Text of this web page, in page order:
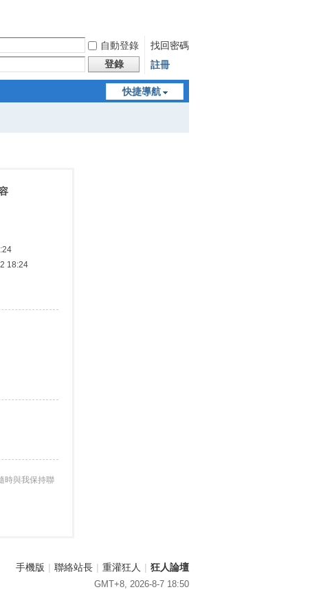
自動登錄
找回密碼
登錄 註冊
快捷導航
18:24
時與我保持聯
手機版 | 聯絡站長 | 重灌狂人 | 狂人論壇
GMT+8, 2026-8-7 18:50